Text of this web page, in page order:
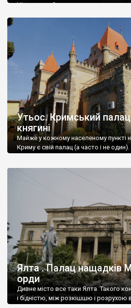
Ніжин греки?
Утьос. Кримський палац
княгині
Майже у кожному населеному пункті
Криму є свій палац (а часто і не один).
Ялта . Палац нащадків
орди
Дивне місто все таки Ялта. Такого
і бідністю, між розкішшю і розрухою